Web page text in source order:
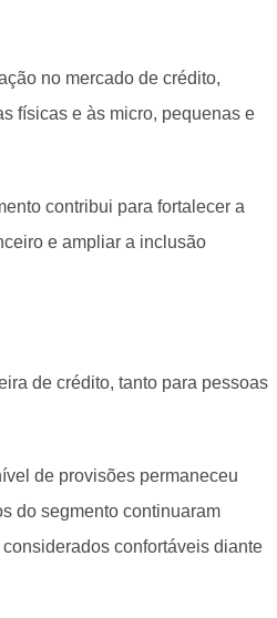
no mercado de crédito,
físicas e às micro, pequenas e
contribui para fortalecer a
e ampliar a inclusão
de crédito, tanto para pessoas
de provisões permaneceu
do segmento continuaram
confortáveis diante